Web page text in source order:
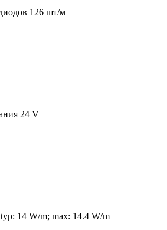
126 шт/м
24 V
typ: 14 W/m; max: 14.4 W/m